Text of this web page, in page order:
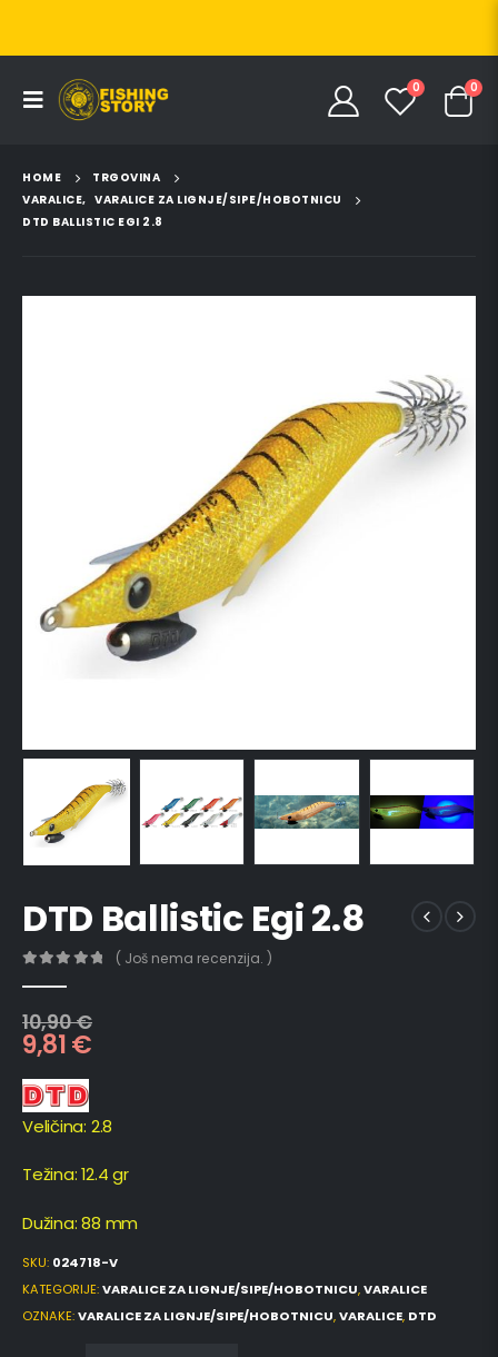
0 0
HOME
TRGOVINA
VARALICE, VARALICE ZA LIGNJE/SIPE/HOBOTNICU
DTD BALLISTIC EGI 2.8
DTD Ballistic Egi 2.8
( Još nema recenzija. )
10,90€
9,81€
Veličina: 2.8
Težina: 12.4 gr
Dužina: 88 mm
SKU: 024718-V
KATEGORIJE:VARALICE ZA LIGNJE/SIPE/HOBOTNICU,VARALICE
OZNAKE:VARALICE ZA LIGNJE/SIPE/HOBOTNICU,VARALICE, DTD